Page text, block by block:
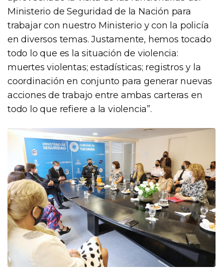
Ministerio de Seguridad de la Nación para
trabajar con nuestro Ministerio y con la policía
en diversos temas. Justamente, hemos tocado
todo lo que es la situación de violencia:
muertes violentas; estadísticas; registros y la
coordinación en conjunto para generar nuevas
acciones de trabajo entre ambas carteras en
todo lo que refiere a la violencia”.